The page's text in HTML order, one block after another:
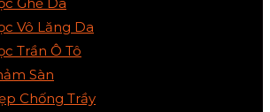
Vô Lăng Da
Trần Ô Tô
Sàn
Chống Trầy